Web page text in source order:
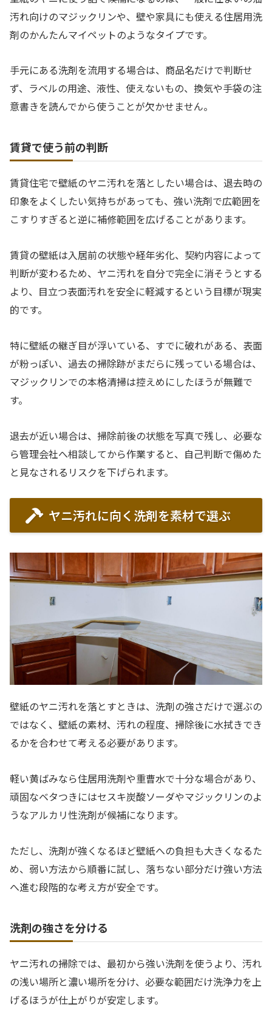
汚れ向けのマジックリンや、壁や家具にも使える住居用洗
剤のかんたんマイペットのようなタイプです。
手元にある洗剤を流用する場合は、商品名だけで判断せ
ず、ラベルの用途、液性、使えないもの、換気や手袋の注
意書きを読んでから使うことが欠かせません。
賃貸で使う前の判断
賃貸住宅で壁紙のヤニ汚れを落としたい場合は、退去時の
印象をよくしたい気持ちがあっても、強い洗剤で広範囲を
こすりすぎると逆に補修範囲を広げることがあります。
賃貸の壁紙は入居前の状態や経年劣化、契約内容によって
判断が変わるため、ヤニ汚れを自分で完全に消そうとする
より、目立つ表面汚れを安全に軽減するという目標が現実
的です。
特に壁紙の継ぎ目が浮いている、すでに破れがある、表面
が粉っぽい、過去の掃除跡がまだらに残っている場合は、
マジックリンでの本格清掃は控えめにしたほうが無難で
す。
退去が近い場合は、掃除前後の状態を写真で残し、必要な
ら管理会社へ相談してから作業すると、自己判断で傷めた
と見なされるリスクを下げられます。
ヤニ汚れに向く洗剤を素材で選ぶ
壁紙のヤニ汚れを落とすときは、洗剤の強さだけで選ぶの
ではなく、壁紙の素材、汚れの程度、掃除後に水拭きでき
るかを合わせて考える必要があります。
軽い黄ばみなら住居用洗剤や重曹水で十分な場合があり、
頑固なベタつきにはセスキ炭酸ソーダやマジックリンのよ
うなアルカリ性洗剤が候補になります。
ただし、洗剤が強くなるほど壁紙への負担も大きくなるた
め、弱い方法から順番に試し、落ちない部分だけ強い方法
へ進む段階的な考え方が安全です。
洗剤の強さを分ける
ヤニ汚れの掃除では、最初から強い洗剤を使うより、汚れ
の浅い場所と濃い場所を分け、必要な範囲だけ洗浄力を上
げるほうが仕上がりが安定します。